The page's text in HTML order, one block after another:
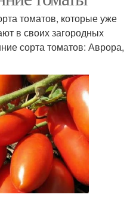
томатов, которые уже
в своих загородных
сорта томатов: Аврора,